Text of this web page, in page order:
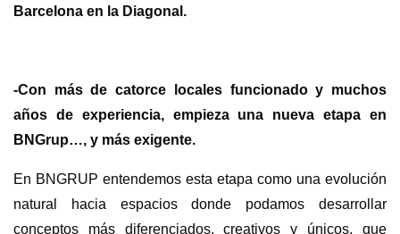
Barcelona en la Diagonal.
-Con más de catorce locales funcionado y muchos
años de experiencia, empieza una nueva etapa en
BNGrup…, y más exigente.
En BNGRUP entendemos esta etapa como una evolución
natural hacia espacios donde podamos desarrollar
conceptos más diferenciados, creativos y únicos, que